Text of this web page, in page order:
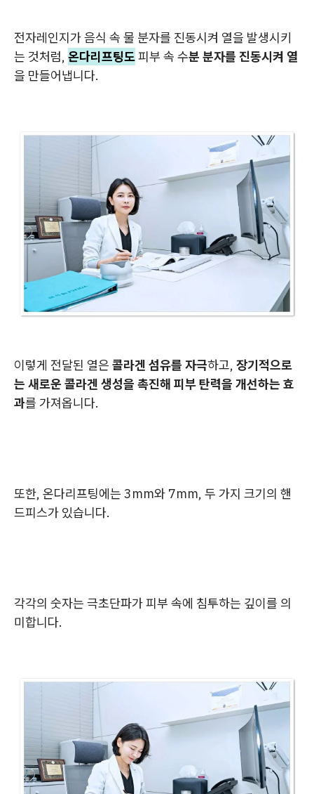
전자레인지가 음식 속 물 분자를 진동시켜 열을 발생시키
는 것처럼, 온다리프팅도피부 속 수분 분자를 진동시켜 열
을 만들어냅니다.
이렇게 전달된 열은 콜라겐 섬유를 자극하고, 장기적으로
는 새로운 콜라겐 생성을 촉진해 피부 탄력을 개선하는 효
과를 가져옵니다.
또한, 온다리프팅에는 3mm와 7mm, 두 가지 크기의 핸
드피스가 있습니다.
각각의 숫자는 극초단파가 피부 속에 침투하는 깊이를 의
미합니다.